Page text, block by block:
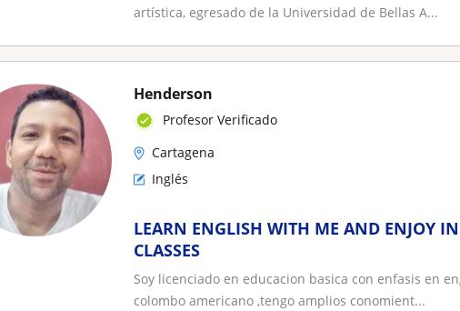
artística, egresado de la Universidad de Bellas A...
Henderson
Profesor Verificado
Cartagena
Inglés
LEARN ENGLISH WITH ME AND ENJOY
CLASSES
Soy licenciado en educacion basica con enfasis en
colombo americano ,tengo amplios conomient...